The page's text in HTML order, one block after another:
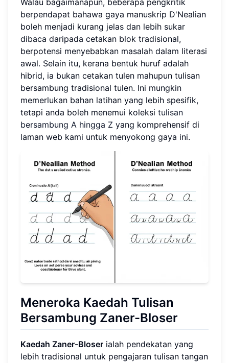
Walau bagaimanapun, beberapa pengkritik
berpendapat bahawa gaya manuskrip D'Nealian
boleh menjadi kurang jelas dan lebih sukar
dibaca daripada cetakan blok tradisional,
berpotensi menyebabkan masalah dalam literasi
awal. Selain itu, kerana bentuk huruf adalah
hibrid, ia bukan cetakan tulen mahupun tulisan
bersambung tradisional tulen. Ini mungkin
memerlukan bahan latihan yang lebih spesifik,
tetapi anda boleh menemui koleksi tulisan
bersambung A hingga Z yang komprehensif di
laman web kami untuk menyokong gaya ini.
Meneroka Kaedah Tulisan
Bersambung Zaner-Bloser
Kaedah Zaner-Bloser ialah pendekatan yang
lebih tradisional untuk pengajaran tulisan tangan